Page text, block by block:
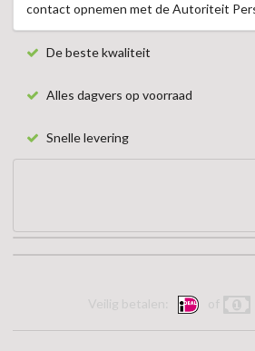
contact opnemen met de Autoriteit
De beste kwaliteit
Alles dagvers op voorraad
Snelle levering
Veilig betalen: of